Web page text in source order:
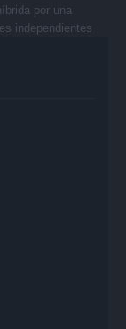
por una
independientes